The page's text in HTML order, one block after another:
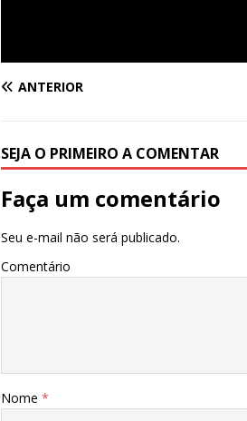
ANTERIOR
SEJA O PRIMEIRO A COMENTAR
Faça um comentário
Seu e-mail não será publicado.
Comentário
Nome *